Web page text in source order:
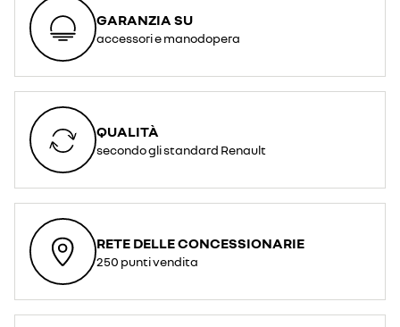
GARANZIA SU
accessori e manodopera
QUALITÀ
secondo gli standard Renault
RETE DELLE CONCESSIONARIE
250 punti vendita